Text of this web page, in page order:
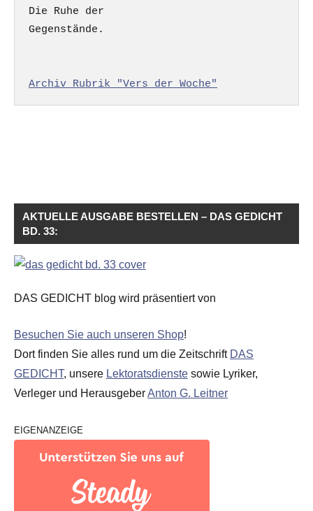
Die Ruhe der
Gegenstände.
Archiv Rubrik "Vers der Woche"
AKTUELLE AUSGABE BESTELLEN – DAS GEDICHT
BD. 33:
DAS GEDICHT blog wird präsentiert von
Besuchen Sie auch unseren Shop!
Dort finden Sie alles rund um die Zeitschrift DAS
GEDICHT, unsere Lektoratsdienste sowie Lyriker,
Verleger und HerausgeberAnton G. Leitner
EIGENANZEIGE